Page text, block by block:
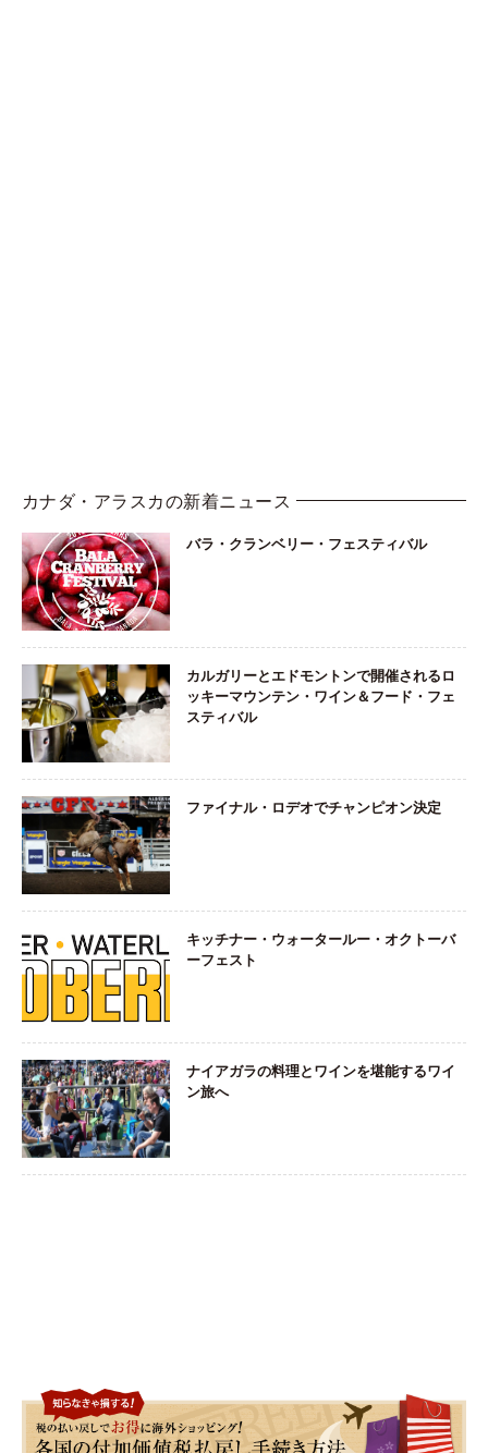
カナダ・アラスカの新着ニュース
バラ・クランベリー・フェスティバル
カルガリーとエドモントンで開催されるロ
ッキーマウンテン・ワイン＆フード・フェ
スティバル
ファイナル・ロデオでチャンピオン決定
キッチナー・ウォータールー・オクトーバ
ーフェスト
ナイアガラの料理とワインを堪能するワイ
ン旅へ